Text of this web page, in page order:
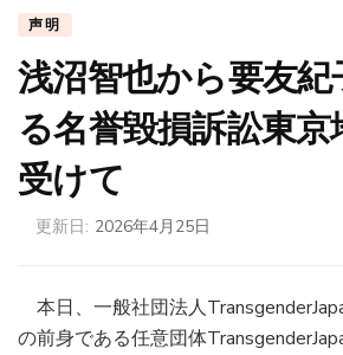
声明
浅沼智也から要友
る名誉毀損訴訟東京
受けて
更新日: 2026年4月25日
本日、一般社団法人
の前身である任意団体